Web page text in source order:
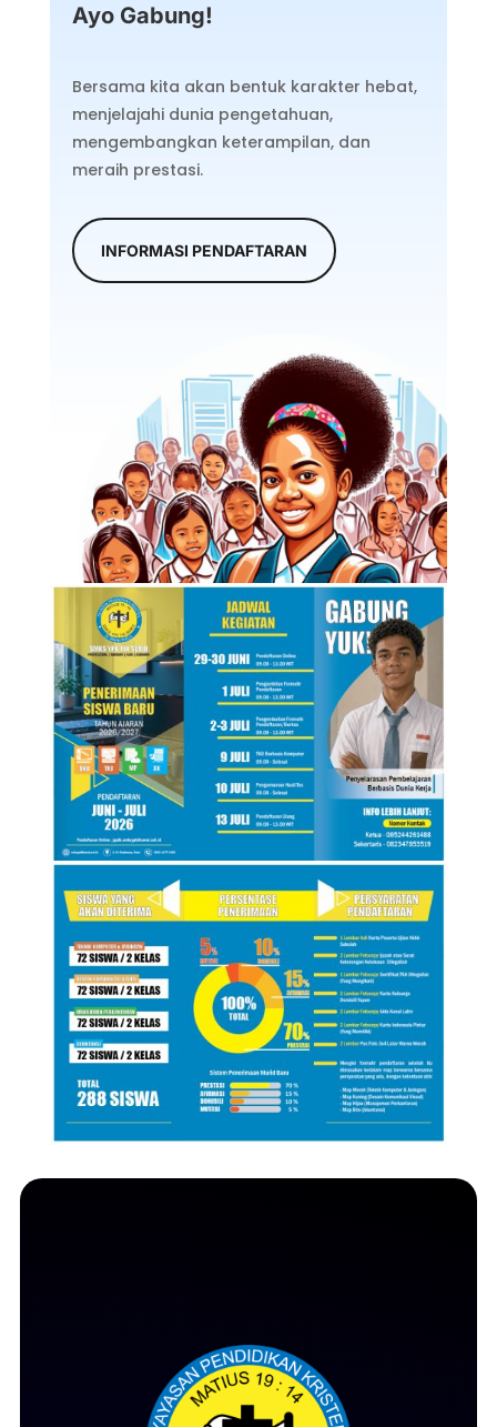
Ayo Gabung!
Bersama kita akan bentuk karakter hebat,
menjelajahi dunia pengetahuan,
mengembangkan keterampilan, dan
meraih prestasi.
INFORMASI PENDAFTARAN